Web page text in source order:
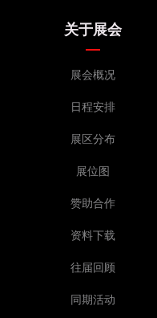
关于展会
展会概况
日程安排
展区分布
展位图
赞助合作
资料下载
往届回顾
同期活动